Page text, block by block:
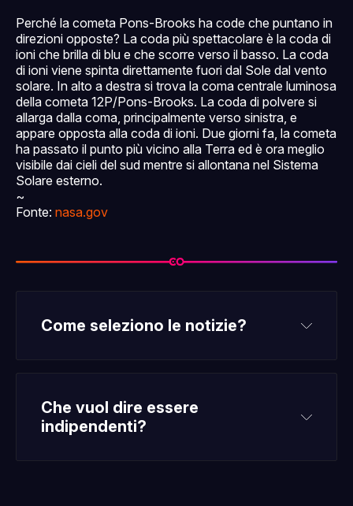
Perché la cometa Pons-Brooks ha code che puntano in
direzioni opposte? La coda più spettacolare è la coda di
ioni che brilla di blu e che scorre verso il basso. La coda
di ioni viene spinta direttamente fuori dal Sole dal vento
solare. In alto a destra si trova la coma centrale luminosa
della cometa 12P/Pons-Brooks. La coda di polvere si
allarga dalla coma, principalmente verso sinistra, e
appare opposta alla coda di ioni. Due giorni fa, la cometa
ha passato il punto più vicino alla Terra ed è ora meglio
visibile dai cieli del sud mentre si allontana nel Sistema
Solare esterno.
~
Fonte: nasa.gov
Come seleziono le notizie?
Che vuol dire essere
indipendenti?